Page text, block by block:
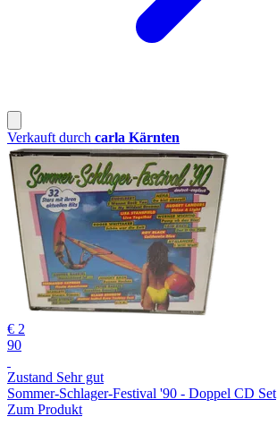
Verkauft durch carla Kärnten
€ 2
90
Zustand Sehr gut
Sommer-Schlager-Festival '90 - Doppel CD Set
Zum Produkt